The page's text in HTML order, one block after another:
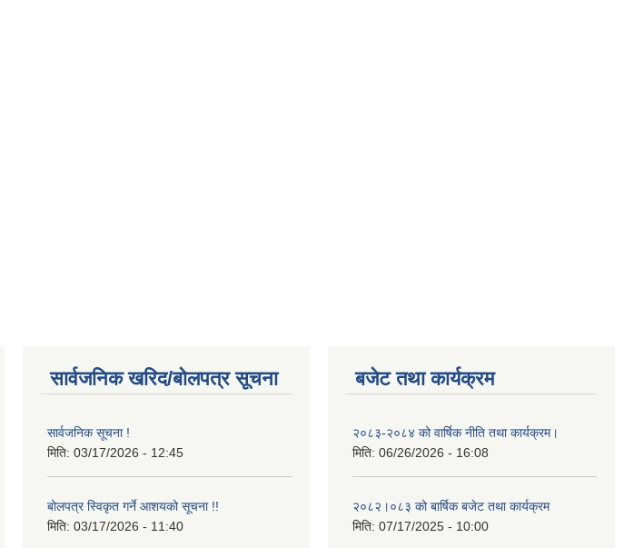
सार्वजनिक खरिद/बोलपत्र सूचना
सार्वजनिक सूचना !
मिति: 03/17/2026 - 12:45
बोलपत्र स्विकृत गर्ने आशयको सूचना !!
मिति: 03/17/2026 - 11:40
बजेट तथा कार्यक्रम
२०८३-२०८४ को वार्षिक नीति तथा कार्यक्रम।
मिति: 06/26/2026 - 16:08
२०८२।०८३ को बार्षिक बजेट तथा कार्यक्रम
मिति: 07/17/2025 - 10:00